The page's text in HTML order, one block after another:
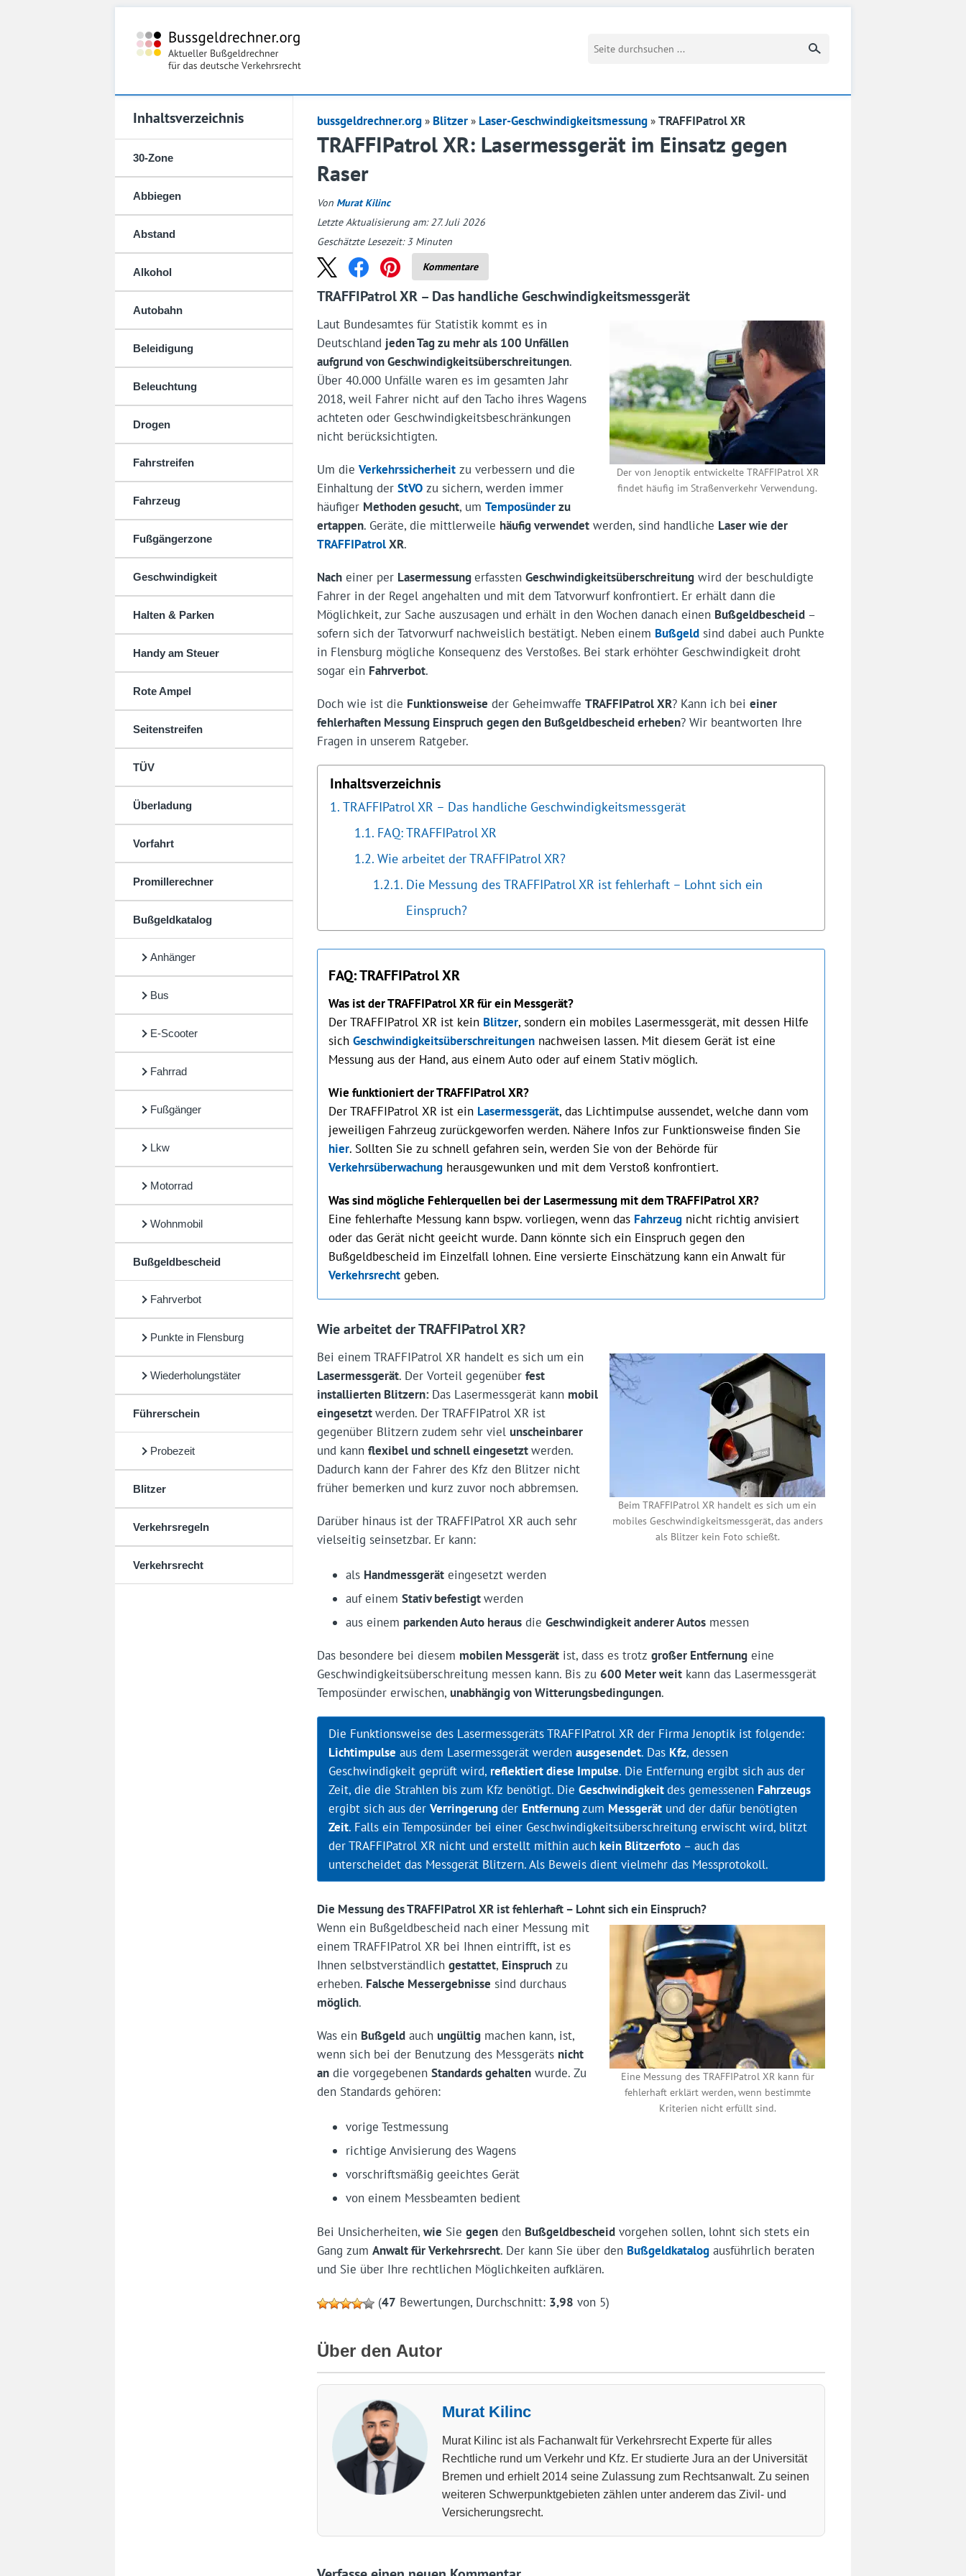
Suchbegriff eingeben
Inhaltsverzeichnis
30-Zone
Abbiegen
Abstand
Alkohol
Autobahn
Beleidigung
Beleuchtung
Drogen
Fahrstreifen
Fahrzeug
Fußgängerzone
Geschwindigkeit
Halten & Parken
Handy am Steuer
Rote Ampel
Seitenstreifen
TÜV
Überladung
Vorfahrt
Promillerechner
Bußgeldkatalog
Anhänger
Bus
E-Scooter
Fahrrad
Fußgänger
Lkw
Motorrad
Wohnmobil
Bußgeldbescheid
Fahrverbot
Punkte in Flensburg
Wiederholungstäter
Führerschein
Probezeit
Blitzer
Verkehrsregeln
Verkehrsrecht
bussgeldrechner.org Blitzer Laser-Geschwindigkeitsmessung TRAFFIPatrol XR
TRAFFIPatrol XR: Lasermessgerät im Einsatz gegen
Raser
Von Murat Kilinc
Letzte Aktualisierung am: 27. Juli 2026
Geschätzte Lesezeit:3 Minuten
Kommentare
TRAFFIPatrol XR – Das handliche Geschwindigkeitsmessgerät
Der von Jenoptik entwickelte TRAFFIPatrol XR
findet häufig im Straßenverkehr Verwendung.
Laut Bundesamtes für Statistik kommt es in
Deutschland jeden Tag zu mehr als 100 Unfällen
aufgrund von Geschwindigkeitsüberschreitungen.
Über 40.000 Unfälle waren es im gesamten Jahr
2018, weil Fahrer nicht auf den Tacho ihres Wagens
achteten oder Geschwindigkeitsbeschränkungen
nicht berücksichtigten.
Um die Verkehrssicherheitzu verbessern und die
Einhaltung der StVOzu sichern, werden immer
häufiger Methoden gesucht, um Temposünderzu
ertappen. Geräte, die mittlerweile häufig verwendetwerden, sind handliche Laser wie der
TRAFFIPatrolXR.
Nacheiner per Lasermessungerfassten Geschwindigkeitsüberschreitungwird der beschuldigte
Fahrer in der Regel angehalten und mit dem Tatvorwurf konfrontiert. Er erhält dann die
Möglichkeit, zur Sache auszusagen und erhält in den Wochen danach einen Bußgeldbescheid –
sofern sich der Tatvorwurf nachweislich bestätigt. Neben einem Bußgeldsind dabei auch Punkte
in Flensburg mögliche Konsequenz des Verstoßes. Bei stark erhöhter Geschwindigkeit droht
sogar ein Fahrverbot.
Doch wie ist die Funktionsweise der Geheimwaffe TRAFFIPatrol XR? Kann ich bei einer
fehlerhaften Messung Einspruch gegen den Bußgeldbescheid erheben? Wir beantworten Ihre
Fragen in unserem Ratgeber.
Inhaltsverzeichnis
TRAFFIPatrol XR – Das handliche Geschwindigkeitsmessgerät
FAQ: TRAFFIPatrol XR
Wie arbeitet der TRAFFIPatrol XR?
Die Messung des TRAFFIPatrol XR ist fehlerhaft – Lohnt sich ein
Einspruch?
FAQ: TRAFFIPatrol XR
Was ist der TRAFFIPatrol XR für ein Messgerät?
Der TRAFFIPatrol XR ist kein Blitzer, sondern ein mobiles Lasermessgerät, mit dessen Hilfe
sich Geschwindigkeitsüberschreitungennachweisen lassen. Mit diesem Gerät ist eine
Messung aus der Hand, aus einem Auto oder auf einem Stativ möglich.
Wie funktioniert der TRAFFIPatrol XR?
Der TRAFFIPatrol XR ist ein Lasermessgerät, das Lichtimpulse aussendet, welche dann vom
jeweiligen Fahrzeug zurückgeworfen werden. Nähere Infos zur Funktionsweise finden Sie
hier. Sollten Sie zu schnell gefahren sein, werden Sie von der Behörde für
Verkehrsüberwachungherausgewunken und mit dem Verstoß konfrontiert.
Was sind mögliche Fehlerquellen bei der Lasermessung mit dem TRAFFIPatrol XR?
Eine fehlerhafte Messung kann bspw. vorliegen, wenn das Fahrzeugnicht richtig anvisiert
oder das Gerät nicht geeicht wurde. Dann könnte sich ein Einspruch gegen den
Bußgeldbescheid im Einzelfall lohnen. Eine versierte Einschätzung kann ein Anwalt für
Verkehrsrechtgeben.
Wie arbeitet der TRAFFIPatrol XR?
Beim TRAFFIPatrol XR handelt es sich um ein
mobiles Geschwindigkeitsmessgerät, das anders
als Blitzer kein Foto schießt.
Bei einem TRAFFIPatrol XR handelt es sich um ein
Lasermessgerät. Der Vorteil gegenüber fest
installierten Blitzern: Das Lasermessgerät kann mobil
eingesetztwerden. Der TRAFFIPatrol XR ist
gegenüber Blitzern zudem sehr viel unscheinbarer
und kann flexibel und schnell eingesetztwerden.
Dadurch kann der Fahrer des Kfz den Blitzer nicht
früher bemerken und kurz zuvor noch abbremsen.
Darüber hinaus ist der TRAFFIPatrol XR auch sehr
vielseitig seinsetzbar. Er kann:
als Handmessgeräteingesetzt werden
auf einem Stativ befestigtwerden
aus einem parkenden Auto herausdie Geschwindigkeit anderer Autosmessen
Das besondere bei diesem mobilen Messgerätist, dass es trotz großer Entfernungeine
Geschwindigkeitsüberschreitung messen kann. Bis zu 600 Meter weitkann das Lasermessgerät
Temposünder erwischen, unabhängig von Witterungsbedingungen.
Die Funktionsweise des Lasermessgeräts TRAFFIPatrol XR der Firma Jenoptik ist folgende:
Lichtimpulse aus dem Lasermessgerät werden ausgesendet. Das Kfz, dessen
Geschwindigkeit geprüft wird, reflektiert diese Impulse. Die Entfernung ergibt sich aus der
Zeit, die die Strahlen bis zum Kfz benötigt. Die Geschwindigkeitdes gemessenen Fahrzeugs
ergibt sich aus der Verringerungder Entfernungzum Messgerätund der dafür benötigten
Zeit. Falls ein Temposünder bei einer Geschwindigkeitsüberschreitung erwischt wird, blitzt
der TRAFFIPatrol XR nicht und erstellt mithin auchkein Blitzerfoto– auch das
unterscheidet das Messgerät Blitzern. Als Beweis dient vielmehr das Messprotokoll.
Die Messung des TRAFFIPatrol XR ist fehlerhaft – Lohnt sich ein Einspruch?
Eine Messung des TRAFFIPatrol XR kann für
fehlerhaft erklärt werden, wenn bestimmte
Kriterien nicht erfüllt sind.
Wenn ein Bußgeldbescheid nach einer Messung mit
einem TRAFFIPatrol XR bei Ihnen eintrifft, ist es
Ihnen selbstverständlich gestattet, Einspruchzu
erheben. Falsche Messergebnisse sind durchaus
möglich.
Was ein Bußgeldauch ungültigmachen kann, ist,
wenn sich bei der Benutzung des Messgeräts nicht
andie vorgegebenen Standards gehaltenwurde. Zu
den Standards gehören:
vorige Testmessung
richtige Anvisierung des Wagens
vorschriftsmäßig geeichtes Gerät
von einem Messbeamten bedient
Bei Unsicherheiten, wie Sie gegenden Bußgeldbescheidvorgehen sollen, lohnt sich stets ein
Gang zum Anwalt für Verkehrsrecht. Der kann Sie über den Bußgeldkatalogausführlich beraten
und Sie über Ihre rechtlichen Möglichkeiten aufklären.
(47 Bewertungen, Durchschnitt: 3,98 von 5)
Über den Autor
Murat Kilinc
Murat Kilinc ist als Fachanwalt für Verkehrsrecht Experte für alles
Rechtliche rund um Verkehr und Kfz. Er studierte Jura an der Universität
Bremen und erhielt 2014 seine Zulassung zum Rechtsanwalt. Zu seinen
weiteren Schwerpunktgebieten zählen unter anderem das Zivil- und
Versicherungsrecht.